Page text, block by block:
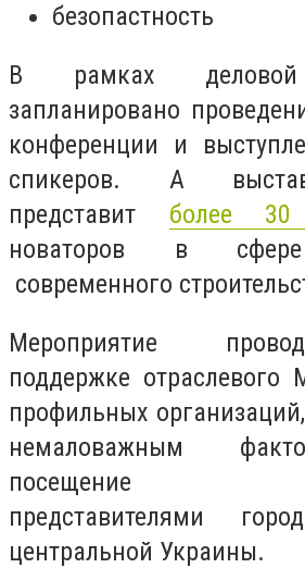
безопастность
В рамках деловой
запланировано
конференции и
спикеров. А
представит более 30
новаторов в сфере
современного
Мероприятие
поддержке отраслевого
профильных
немаловажным
посещение
представителями
центральной Украины.